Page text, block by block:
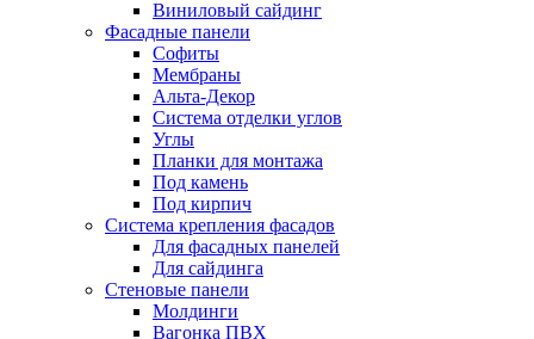
Виниловый сайдинг
Фасадные панели
Софиты
Мембраны
Альта-Декор
Система отделки углов
Углы
Планки для монтажа
Под камень
Под кирпич
Система крепления фасадов
Для фасадных панелей
Для сайдинга
Стеновые панели
Молдинги
Вагонка ПВХ